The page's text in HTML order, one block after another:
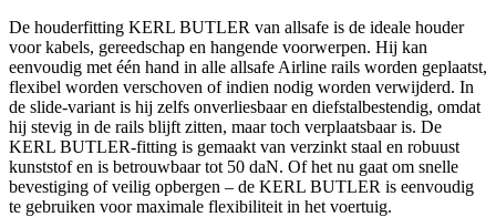
De houderfitting KERL BUTLER van allsafe is de ideale houder
voor kabels, gereedschap en hangende voorwerpen. Hij kan
eenvoudig met één hand in alle allsafe Airline rails worden geplaatst,
flexibel worden verschoven of indien nodig worden verwijderd. In
de slide-variant is hij zelfs onverliesbaar en diefstalbestendig, omdat
hij stevig in de rails blijft zitten, maar toch verplaatsbaar is. De
KERL BUTLER-fitting is gemaakt van verzinkt staal en robuust
kunststof en is betrouwbaar tot 50 daN. Of het nu gaat om snelle
bevestiging of veilig opbergen – de KERL BUTLER is eenvoudig
te gebruiken voor maximale flexibiliteit in het voertuig.